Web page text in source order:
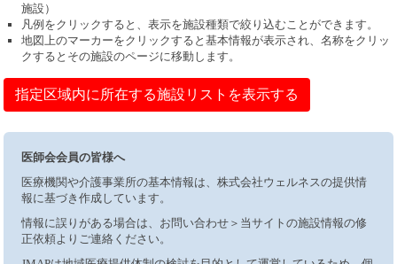
施設）
凡例をクリックすると、表示を施設種類で絞り込むことができます。
地図上のマーカーをクリックすると基本情報が表示され、名称をクリッ
クするとその施設のページに移動します。
指定区域内に所在する施設リストを表示する
医師会会員の皆様へ
医療機関や介護事業所の基本情報は、株式会社ウェルネスの提供情
報に基づき作成しています。
情報に誤りがある場合は、お問い合わせ＞当サイトの施設情報の修
正依頼よりご連絡ください。